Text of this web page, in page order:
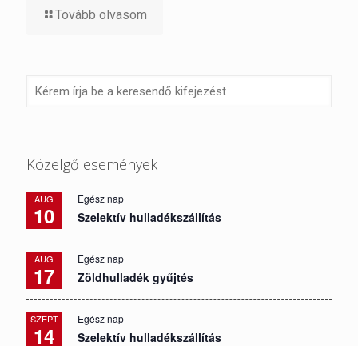
Tovább olvasom
Közelgő események
AUG
10
Egész nap
Szelektív hulladékszállítás
AUG
17
Egész nap
Zöldhulladék gyűjtés
SZEPT
14
Egész nap
Szelektív hulladékszállítás